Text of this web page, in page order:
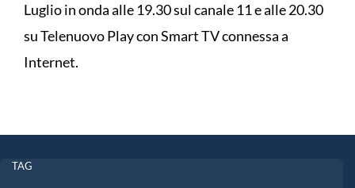
Luglio in onda alle 19.30 sul canale 11 e alle 20.30
su Telenuovo Play con Smart TV connessa a
Internet.
TAG